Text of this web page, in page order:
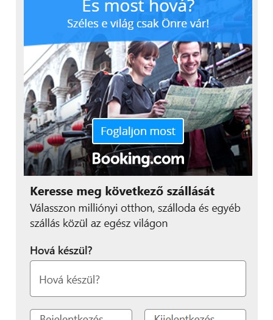
A megfelelő készülék kiválasztásánál elsősorban
figyelembe kell venni azt a helyiséget, ahová
szánjuk azt. Fontos, hogy milyen méretű a tér,
mennyire süt oda a nap, napi hány órát, illetve
hányadik emeletről van szó.
„Amennyiben egy olyan
méretű és kapacitású
klímát választunk, amely
megfelel az adott
helyiséghez, akkor nem
kell azon aggódnunk,
hogy a hűtés vagy éppen
a fűtés különösebben
költséges lesz”
– tette hozzá a szakértő.